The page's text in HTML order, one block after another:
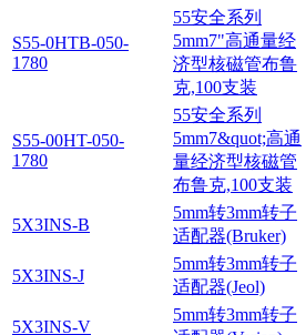
S55-0HTB-050-
1780
55安全系列
5mm7"高通
量经济型核
磁管布鲁
克,100支装
55安全系列
5mm7&quot;
高通量经济
型核磁管布
鲁克,100支
装
5mm转3mm
转子适配器
(Bruker)